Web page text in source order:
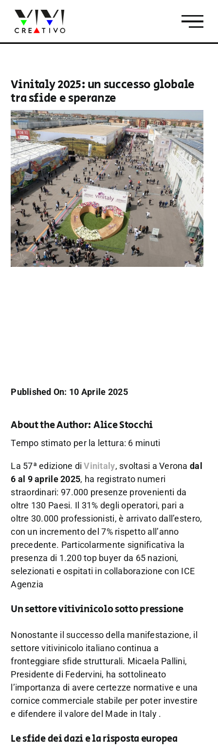
contenuto
Vinitaly 2025: un successo globale
tra sfide e speranze
Published On: 10 Aprile 2025
About the Author: Alice Stocchi
Tempo stimato per la lettura: 6 minuti
La 57ªedizione diVinitaly, svoltasi aVerona dal
6 al 9aprile2025, ha registrato numeri
straordinari: 97.000 presenze provenienti da
oltre 130 Paesi. Il 31% deglioperatori, pari a
oltre 30.000 professionisti,è arrivatodall’estero,
con un incrementodel7% rispetto all’anno
precedente. Particolarmente significativa la
presenza di 1.200top buyer da 65 nazioni,
selezionati eospitati incollaborazionecon ICE
Agenzia
Unsettorevitivinicolosottopressione
Nonostante il successodella manifestazione, il
settorevitivinicolo italianocontinua a
fronteggiare sfide strutturali. Micaela Pallini,
Presidentedi Federvini, ha sottolineato
l’importanza di averecertezze normativee una
cornicecommerciale stabile per poter investire
e difendere ilvaloredel Made in Italy .
Lesfidedeidazielarispostaeuropea